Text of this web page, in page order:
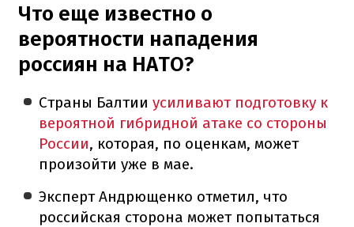
Что еще известно о
вероятности нападения
россиян на НАТО?
Страны Балтииусиливают подготовку к
вероятной гибридной атаке со стороны
России, которая, по оценкам, может
произойти уже в мае.
Эксперт Андрющенко отметил, что
российская сторона может попытаться